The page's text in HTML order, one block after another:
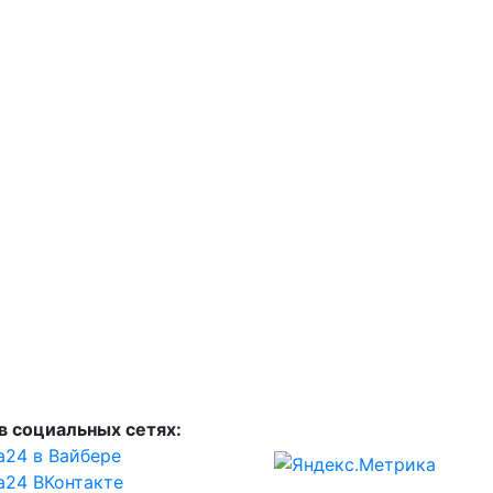
социальных сетях:
в Вайбере
ВКонтакте